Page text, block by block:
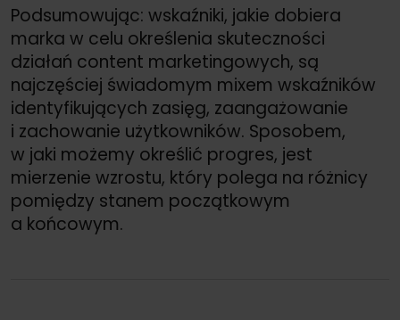
Podsumowując: wskaźniki, jakie dobiera
marka w celu określenia skuteczności
działań content marketingowych, są
najczęściej świadomym mixem wskaźników
identyfikujących zasięg, zaangażowanie
i zachowanie użytkowników. Sposobem,
w jaki możemy określić progres, jest
mierzenie wzrostu, który polega na różnicy
pomiędzy stanem początkowym
a końcowym.